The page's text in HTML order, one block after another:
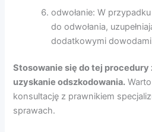
odwołanie: W
do odwołania,
dodatkowymi
Stosowanie się do tej procedury
uzyskanie odszkodowania.
konsultację z prawnikiem
sprawach.